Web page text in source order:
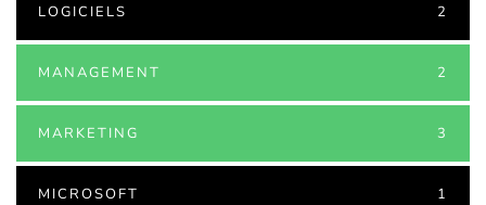
LOGICIELS 2
MANAGEMENT 2
MARKETING 3
MICROSOFT 1